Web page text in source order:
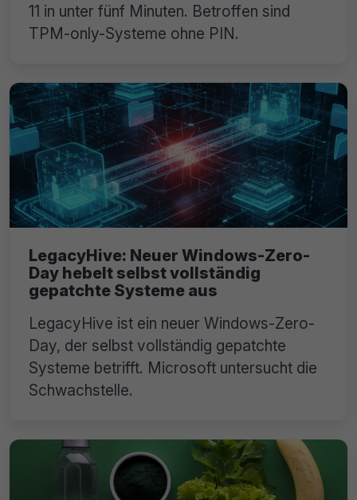
11 in unter fünf Minuten. Betroffen sind
TPM-only-Systeme ohne PIN.
LegacyHive: Neuer Windows-Zero-
Day hebelt selbst vollständig
gepatchte Systeme aus
LegacyHive ist ein neuer Windows-Zero-
Day, der selbst vollständig gepatchte
Systeme betrifft. Microsoft untersucht die
Schwachstelle.